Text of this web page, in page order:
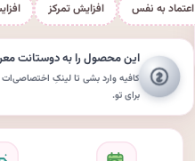
اعتماد به نفس افزایش تمرکز
این محصول را به دوستانت
کافیه وارد بشی تا لینکِ
برای تو.